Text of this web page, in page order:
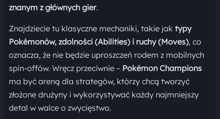
znanym z głównych gier.
Znajdziecie tu klasyczne mechaniki, takie jak typy
Pokémonów, zdolności (Abilities) i ruchy (Moves), co
oznacza, że nie będzie uproszczeń rodem z mobilnych
spin-offów. Wręcz przeciwnie – Pokémon Champions
ma być areną dla strategów, którzy chcą tworzyć
złożone drużyny i wykorzystywać każdy najmniejszy
detal w walce o zwycięstwo.